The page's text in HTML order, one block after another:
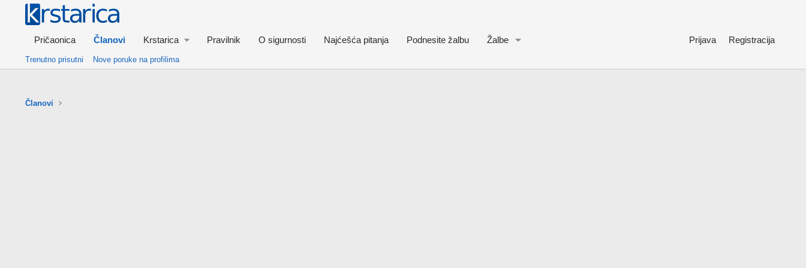
Pričaonica Članovi Krstarica Pravilnik O sigurnosti Najćešća pitanja Podnesite žalbu Žalbe Prijava Registracija
Trenutno prisutni Nove poruke na profilima
Članovi